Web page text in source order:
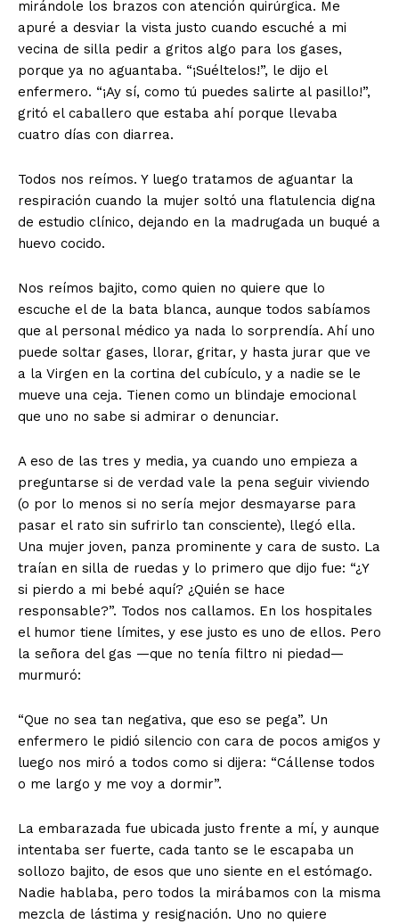
mirándole los brazos con atención quirúrgica. Me
apuré a desviar la vista justo cuando escuché a mi
vecina de silla pedir a gritos algo para los gases,
porque ya no aguantaba. “¡Suéltelos!”, le dijo el
enfermero. “¡Ay sí, como tú puedes salirte al pasillo!”,
gritó el caballero que estaba ahí porque llevaba
cuatro días con diarrea.
Todos nos reímos. Y luego tratamos de aguantar la
respiración cuando la mujer soltó una flatulencia digna
de estudio clínico, dejando en la madrugada un buqué a
huevo cocido.
Nos reímos bajito, como quien no quiere que lo
escuche el de la bata blanca, aunque todos sabíamos
que al personal médico ya nada lo sorprendía. Ahí uno
puede soltar gases, llorar, gritar, y hasta jurar que ve
a la Virgen en la cortina del cubículo, y a nadie se le
mueve una ceja. Tienen como un blindaje emocional
que uno no sabe si admirar o denunciar.
A eso de las tres y media, ya cuando uno empieza a
preguntarse si de verdad vale la pena seguir viviendo
(o por lo menos si no sería mejor desmayarse para
pasar el rato sin sufrirlo tan consciente), llegó ella.
Una mujer joven, panza prominente y cara de susto. La
traían en silla de ruedas y lo primero que dijo fue: “¿Y
si pierdo a mi bebé aquí? ¿Quién se hace
responsable?”. Todos nos callamos. En los hospitales
el humor tiene límites, y ese justo es uno de ellos. Pero
la señora del gas —que no tenía filtro ni piedad—
murmuró:
“Que no sea tan negativa, que eso se pega”. Un
enfermero le pidió silencio con cara de pocos amigos y
luego nos miró a todos como si dijera: “Cállense todos
o me largo y me voy a dormir”.
La embarazada fue ubicada justo frente a mí, y aunque
intentaba ser fuerte, cada tanto se le escapaba un
sollozo bajito, de esos que uno siente en el estómago.
Nadie hablaba, pero todos la mirábamos con la misma
mezcla de lástima y resignación. Uno no quiere